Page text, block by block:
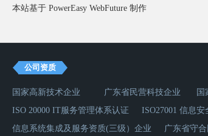
本站基于 PowerEasy WebFuture 制作
公司资质
国家高新技术企业 广东省民营科技企业 国
ISO 20000 IT服务管理体系认证
ISO27001 信息
信息系统集成及服务资质(三级）企业
广东省守